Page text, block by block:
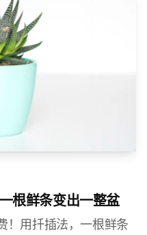
根鲜条变出一整盆
！用扦插法，一根鲜条